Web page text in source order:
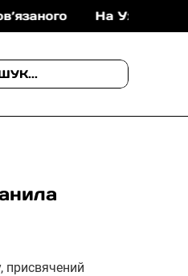
На Ужгородщині
присвячений